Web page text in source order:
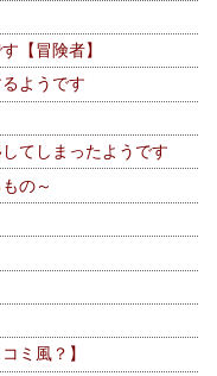
【冒険者】
ようです
てしまったようです
の～
ミ風？】